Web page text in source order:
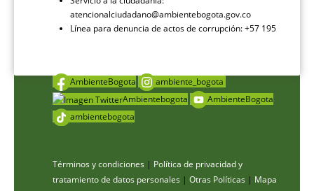
atencionalciudadano@ambientebogota.gov.co
Línea para denuncia de actos de corrupción: +57 195
AmbienteBogota
ambiente_bogota
Ambientebogota
AmbienteBogota
ambientebogota
Términos y condiciones | Política de privacidad y
tratamiento de datos personales | Otras Políticas | Mapa